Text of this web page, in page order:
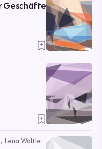
Geschäfte
Lena Waltle